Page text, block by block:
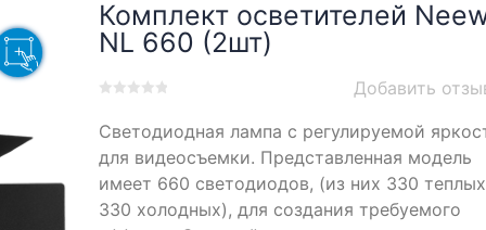
Комплект осветителей
NL 660 (2шт)
out
based
on
customer
Добавить
Светодиодная лампа с регулируемой
для видеосъемки. Представленная модель
имеет 660 светодиодов, (из них 330
330 холодных), для создания требуемого